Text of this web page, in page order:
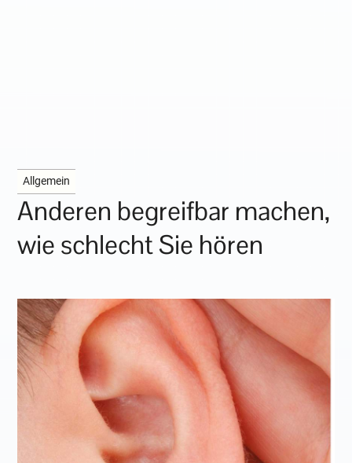
Allgemein
Anderen begreifbar machen,
wie schlecht Sie hören